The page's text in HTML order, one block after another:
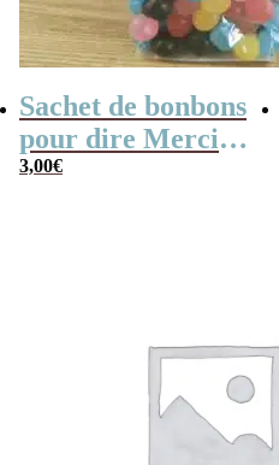
Sachet de bonbons
pour dire Merci –
Dragibus
3,00€